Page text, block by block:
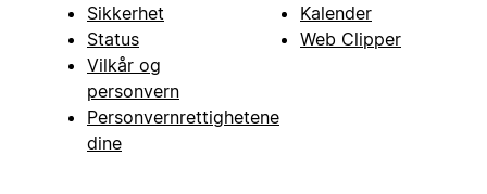
Sikkerhet
Status
Vilkår og
personvern
Personvernrettighetene
dine
Kalender
Web Clipper